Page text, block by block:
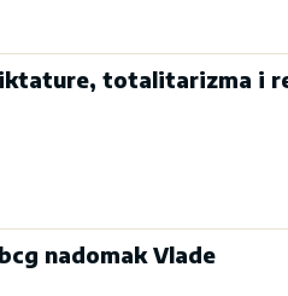
totalitarizma i
nadomak Vlade